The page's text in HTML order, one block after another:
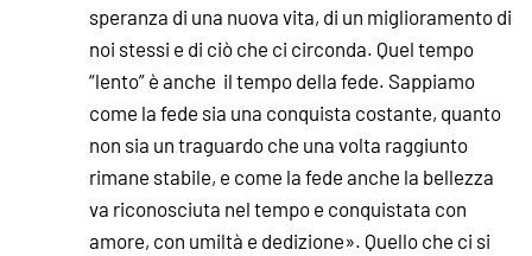
speranza di una nuova vita, di un miglioramento di
noi stessi e di ciò che ci circonda. Quel tempo
“lento” è anche il tempo della fede. Sappiamo
come la fede sia una conquista costante, quanto
non sia un traguardo che una volta raggiunto
rimane stabile, e come la fede anche la bellezza
va riconosciuta nel tempo e conquistata con
amore, con umiltà e dedizione». Quello che ci si